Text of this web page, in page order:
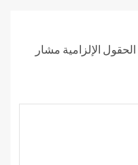
الحقول الإلزامية مشار